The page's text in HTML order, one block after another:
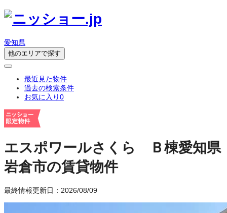
愛知県
他のエリアで探す
最近見た物件
過去の検索条件
お気に入り0
エスポワールさくら Ｂ棟愛知県
岩倉市の賃貸物件
最終情報更新日：2026/08/09